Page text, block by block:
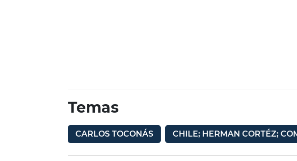
Temas
CARLOS TOCONÁS CHILE; HERMAN CORTÉZ;